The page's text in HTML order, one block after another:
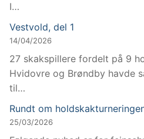
I…
Vestvold, del 1
14/04/2026
27 skakspillere fordelt på 9
Hvidovre og Brøndby havde
til…
Rundt om
25/03/2026